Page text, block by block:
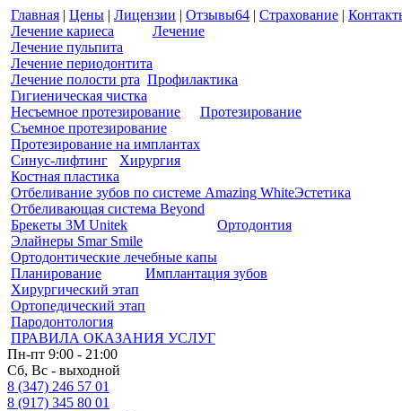
Главная | Цены | Лицензии | Отзывы64 | Страхование |
Лечение
Лечение кариеса
Лечение пульпита
Лечение периодонтита
Профилактика
Лечение полости рта
Гигиеническая чистка
Протезирование
Несъемное протезирование
Съемное протезирование
Протезирование на имплантах
Хирургия
Синус-лифтинг
Костная пластика
Эстетика
Отбеливание зубов по системе Amazing White
Отбеливающая система Beyond
Ортодонтия
Брекеты 3M Unitek
Элайнеры Smar Smile
Ортодонтические лечебные капы
Имплантация зубов
Планирование
Хирургический этап
Ортопедический этап
Пародонтология
ПРАВИЛА ОКАЗАНИЯ УСЛУГ
Пн-пт 9:00 - 21:00
Сб, Вс - выходной
8 (347) 246 57 01
8 (917) 345 80 01